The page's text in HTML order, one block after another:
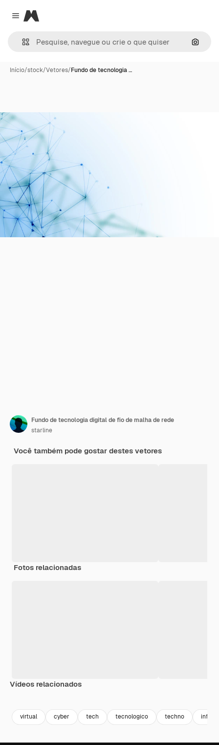
Close menu
Magnific
Início/stock/Vetores/Fundo de tecnologia …
Fundo de tecnologia digital de fio de malha de rede
starline
Você também pode gostar destes vetores
Fotos relacionadas
Vídeos relacionados
virtual cyber tech tecnologico techno